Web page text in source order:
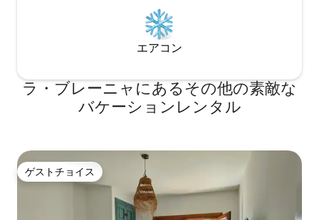
Sie atemberaubende Sonnenaufgänge
direkt von Ihrem Bett aus. Mit luxuriöser
Bettwäsche und einem Designer-
Badezimmer bietet das Schlafzimmer
Atemberaubende Sonnenaufgänge
über dem Meer. Familienfreundlich:
Reisen Sie mit kleinen Kindern? Wir
wohlfühlt. Warum unsere Gäste es
lieben: Unvergleichliche Aussicht:
Direkter Meerblick und ein Logenplatz,
um die schönsten Sonnenaufgänge zu
エアコン
ラ・ブレーニャにあるその他の素敵な
バケーションレンタル
ゲストチョイス
ゲストチョイス